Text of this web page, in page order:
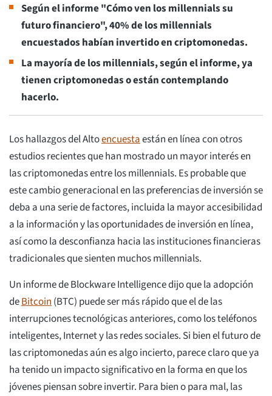
Según el informe "Cómo ven los millennials su
futuro financiero", 40% de los millennials
encuestados habían invertido en criptomonedas.
La mayoría de los millennials, según el informe, ya
tienen criptomonedas o están contemplando
hacerlo.
Los hallazgos del Altoencuestaestán en línea con otros
estudios recientes que han mostrado un mayor interés en
las criptomonedas entre los millennials. Es probable que
este cambio generacional en las preferencias de inversión se
deba a una serie de factores, incluida la mayor accesibilidad
a la información y las oportunidades de inversión en línea,
así como la desconfianza hacia las instituciones financieras
tradicionales que sienten muchos millennials.
Un informe de Blockware Intelligence dijo que la adopción
deBitcoin(BTC) puede ser más rápido que el de las
interrupciones tecnológicas anteriores, como los teléfonos
inteligentes, Internet y las redes sociales. Si bien el futuro de
las criptomonedas aún es algo incierto, parece claro que ya
ha tenido un impacto significativo en la forma en que los
jóvenes piensan sobre invertir. Para bien o para mal, las